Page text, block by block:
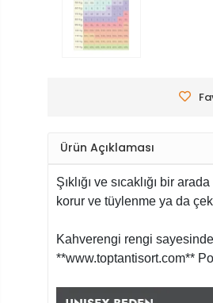
Ürün Açıklaması
Şıklığı ve sıcaklığı bir
korur ve tüylenme ya da
Kahverengi rengi
**www.toptantisort.com**